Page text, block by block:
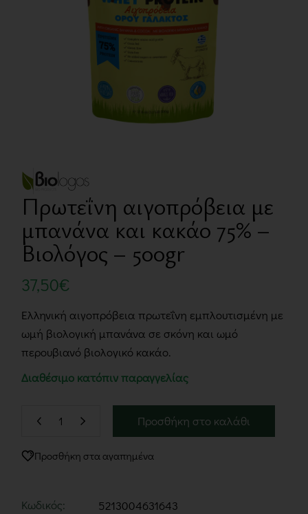
Πρωτεΐνη αιγοπρόβεια με
μπανάνα και κακάο 75% –
Βιολόγος – 500gr
37,50€
Ελληνική αιγοπρόβεια πρωτεΐνη εμπλουτισμένη με
ωμή βιολογική μπανάνα σε σκόνη και ωμό
περουβιανό βιολογικό κακάο.
Διαθέσιμο κατόπιν παραγγελίας
Προσθήκη στο καλάθι
Προσθήκη στα αγαπημένα
Κωδικός:
5213004631643